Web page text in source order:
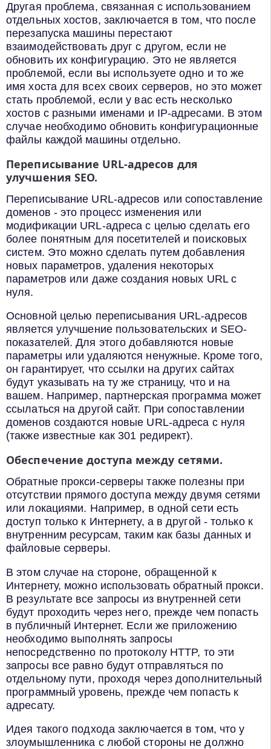
Другая проблема, связанная с использованием
отдельных хостов, заключается в том, что после
перезапуска машины перестают
взаимодействовать друг с другом, если не
обновить их конфигурацию. Это не является
проблемой, если вы используете одно и то же
имя хоста для всех своих серверов, но это может
стать проблемой, если у вас есть несколько
хостов с разными именами и IP-адресами. В этом
случае необходимо обновить конфигурационные
файлы каждой машины отдельно.
Переписывание URL-адресов для
улучшения SEO.
Переписывание URL-адресов или сопоставление
доменов - это процесс изменения или
модификации URL-адреса с целью сделать его
более понятным для посетителей и поисковых
систем. Это можно сделать путем добавления
новых параметров, удаления некоторых
параметров или даже создания новых URL с
нуля.
Основной целью переписывания URL-адресов
является улучшение пользовательских и SEO-
показателей. Для этого добавляются новые
параметры или удаляются ненужные. Кроме того,
он гарантирует, что ссылки на других сайтах
будут указывать на ту же страницу, что и на
вашем. Например, партнерская программа может
ссылаться на другой сайт. При сопоставлении
доменов создаются новые URL-адреса с нуля
(также известные как 301 редирект).
Обеспечение доступа между сетями.
Обратные прокси-серверы также полезны при
отсутствии прямого доступа между двумя сетями
или локациями. Например, в одной сети есть
доступ только к Интернету, а в другой - только к
внутренним ресурсам, таким как базы данных и
файловые серверы.
В этом случае на стороне, обращенной к
Интернету, можно использовать обратный прокси.
В результате все запросы из внутренней сети
будут проходить через него, прежде чем попасть
в публичный Интернет. Если же приложению
необходимо выполнять запросы
непосредственно по протоколу HTTP, то эти
запросы все равно будут отправляться по
отдельному пути, проходя через дополнительный
программный уровень, прежде чем попасть к
адресату.
Идея такого подхода заключается в том, что у
злоумышленника с любой стороны не должно